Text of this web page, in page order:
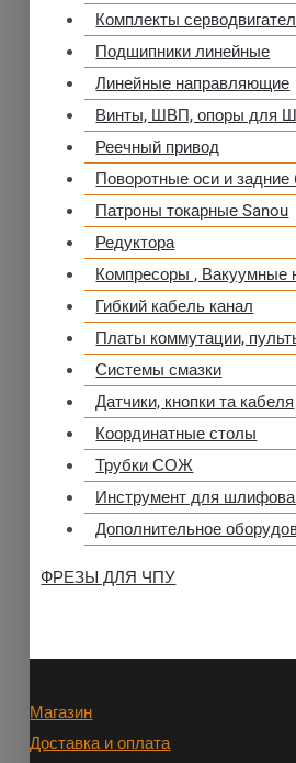
Комплекты
Подшипники линейные
Линейные направляющие
Винты, ШВП, опоры для
Реечный привод
Поворотные оси и задние
Патроны токарные Sanou
Редуктора
Компресоры , Вакуумные
Гибкий кабель канал
Платы коммутации,
Системы смазки
Датчики, кнопки та кабеля
Координатные столы
Трубки СОЖ
Инструмент для
Дополнительное
ФРЕЗЫ ДЛЯ ЧПУ
Магазин
Доставка и оплата